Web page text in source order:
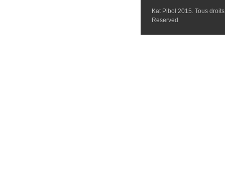
Kat Pibol 2015. Tous
Reserved